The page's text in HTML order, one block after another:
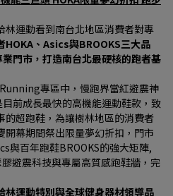
林運動看到南台北地區消費者對專
HOKA、Asics與BROOKS三大品
門市，打造南台北最硬核的跑者基
專區中，慢跑界當紅避震神
前成長最快的高機能運動鞋款，致
的超跑鞋，為讓樹林地區的消費者
幕期間祭出限量夢幻折扣，門市
與百年跑鞋BROOKS的強大矩陣,
避震科技與專屬高質感跑鞋牆，完
林運動特別與全球健身器材領導品